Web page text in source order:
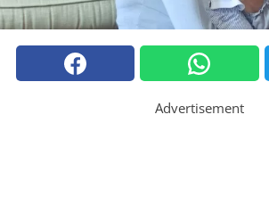
Advertisement